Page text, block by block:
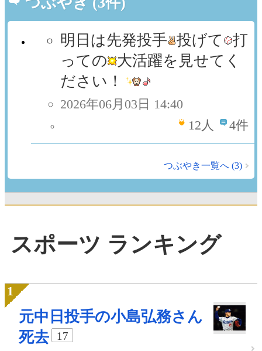
明日は先発投手 投げて
打
っての
大活躍を見せてく
ださい！
2026年06月03日 14:40
12人 4件
つぶやき一覧へ (3)
スポーツ ランキング
元中日投手の小島弘務さん
死去
17